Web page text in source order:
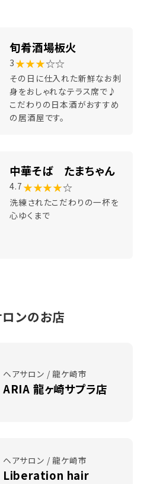
旬肴酒場板火
3 ★★★☆☆
その日に仕入れた新鮮なお刺
身をおしゃれなテラス席で♪
こだわりの日本酒がおすすめ
の居酒屋です。
中華そば たまちゃん
4.7 ★★★★☆
洗練されたこだわりの一杯を
心ゆくまで
ンのお店
ヘアサロン / 龍ケ崎市
ARIA 龍ヶ崎サプラ店
ヘアサロン / 龍ケ崎市
Liberation hair